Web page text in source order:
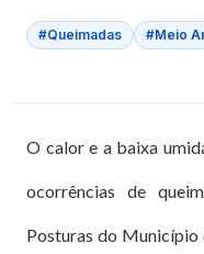
#Queimadas #Meio
O calor e a baixa
ocorrências de
Posturas do Município